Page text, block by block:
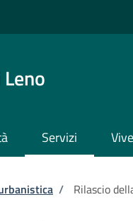
Servizi
/ Rilascio